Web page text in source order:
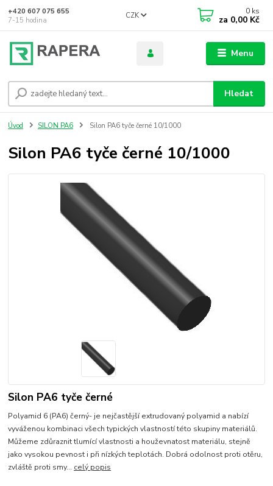
Menu
CZK
Hledat
+420 607 075 655
7-15 hodina
0 ks
za 0,00 Kč
Úvod SILON PA6 Silon PA6 tyče černé 10/1000
Silon PA6 tyče černé 10/1000
Silon PA6 tyče černé
Polyamid 6 (PA6) černý- je nejčastější extrudovaný polyamid a nabízí
vyváženou kombinaci všech typických vlastností této skupiny materiálů.
Můžeme zdůraznit tlumící vlastnosti a houževnatost materiálu, stejně
jako vysokou pevnost i při nízkých teplotách. Dobrá odolnost proti otěru,
zvláště proti smy... celý popis